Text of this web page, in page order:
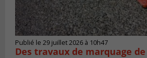
Publié le 29 juillet 2026 à 10h47
Des travaux de marquage